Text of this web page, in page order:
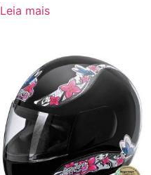
Leia mais